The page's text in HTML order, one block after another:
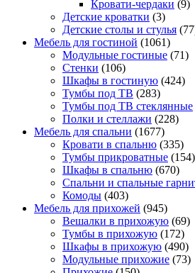
Кровати-чердаки (9)
Детские кроватки (3)
Детские столы и стулья
Мебель для гостиной (1061)
Модульные гостиные (71)
Стенки (106)
Шкафы в гостиную (424)
Тумбы под ТВ (283)
Тумбы под ТВ стеклянные
Полки и стеллажи (228)
Мебель для спальни (1677)
Кровати в спальню (335)
Тумбы прикроватные (154)
Шкафы в спальню (670)
Спальни и спальные
Комоды (403)
Мебель для прихожей (945)
Вешалки в прихожую (69)
Тумбы в прихожую (172)
Шкафы в прихожую (490)
Модульные прихожие (73)